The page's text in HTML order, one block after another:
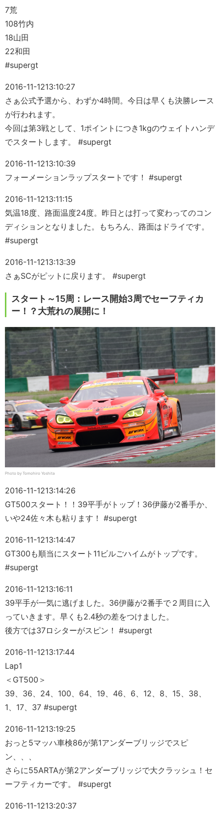
7荒
108竹内
18山田
22和田
#supergt
2016-11-1213:10:27
さぁ公式予選から、わずか4時間。今日は早くも決勝レース
が行われます。
今回は第3戦として、1ポイントにつき1kgのウェイトハンデ
でスタートします。 #supergt
2016-11-1213:10:39
フォーメーションラップスタートです！ #supergt
2016-11-1213:11:15
気温18度、路面温度24度。昨日とは打って変わってのコン
ディションとなりました。もちろん、路面はドライです。
#supergt
2016-11-1213:13:39
さぁSCがピットに戻ります。 #supergt
スタート～15周：レース開始3周でセーフティカ
ー！？大荒れの展開に！
Photo by Tomohiro Yoshita
2016-11-1213:14:26
GT500スタート！！39平手がトップ！36伊藤が2番手か、
いや24佐々木も粘ります！ #supergt
2016-11-1213:14:47
GT300も順当にスタート11ビルごハイムがトップです。
#supergt
2016-11-1213:16:11
39平手が一気に逃げました。36伊藤が2番手で２周目に入
っていきます。早くも2.4秒の差をつけました。
後方では37ロシターがスピン！ #supergt
2016-11-1213:17:44
Lap1
＜GT500＞
39、36、24、100、64、19、46、6、12、8、15、38、
1、17、37 #supergt
2016-11-1213:19:25
おっと5マッハ車検86が第1アンダーブリッジでスピ
ン、、、
さらに55ARTAが第2アンダーブリッジで大クラッシュ！セ
ーフティカーです。 #supergt
2016-11-1213:20:37